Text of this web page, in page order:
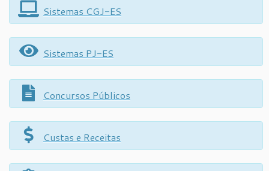
Sistemas CGJ-ES
Sistemas PJ-ES
Concursos Públicos
Custas e Receitas